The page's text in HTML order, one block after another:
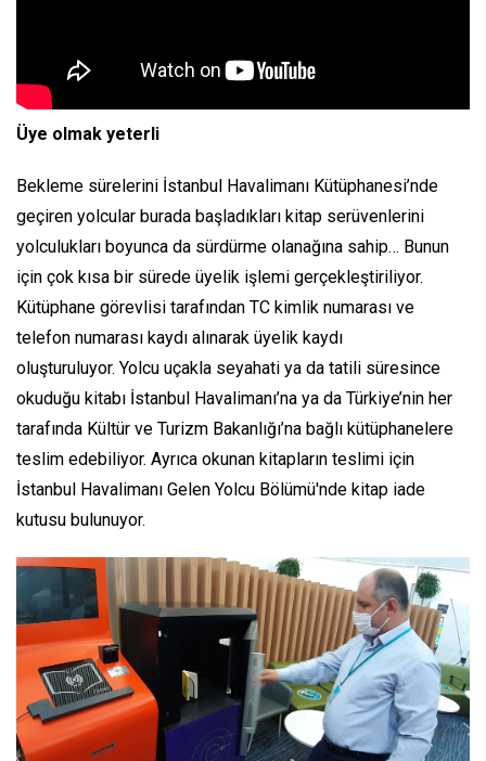
Üye olmak yeterli
Bekleme sürelerini İstanbul Havalimanı Kütüphanesi’nde
geçiren yolcular burada başladıkları kitap serüvenlerini
yolculukları boyunca da sürdürme olanağına sahip… Bunun
için çok kısa bir sürede üyelik işlemi gerçekleştiriliyor.
Kütüphane görevlisi tarafından TC kimlik numarası ve
telefon numarası kaydı alınarak üyelik kaydı
oluşturuluyor. Yolcu uçakla seyahati ya da tatili süresince
okuduğu kitabı İstanbul Havalimanı’na ya da Türkiye’nin her
tarafında Kültür ve Turizm Bakanlığı’na bağlı kütüphanelere
teslim edebiliyor. Ayrıca okunan kitapların teslimi için
İstanbul Havalimanı Gelen Yolcu Bölümü'nde kitap iade
kutusu bulunuyor.